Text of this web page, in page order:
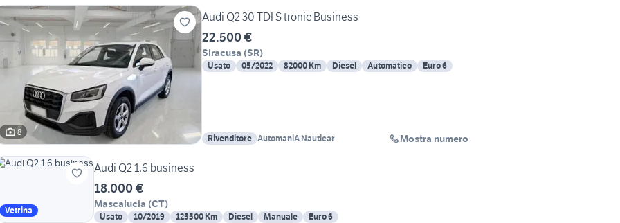
8
Audi Q2 30 TDI S tronic Business
22.500 €
Siracusa (SR)
Usato 05/2022 82000 Km Diesel Automatico Euro 6
Rivenditore AutomaniA Nauticar Mostra numero
Vetrina
Audi Q2 1.6 business
18.000 €
Mascalucia (CT)
Usato 10/2019 125500 Km Diesel Manuale Euro 6